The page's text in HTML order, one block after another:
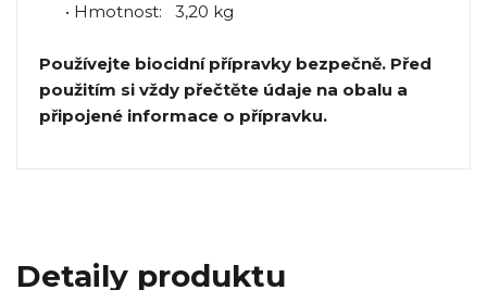
• Hmotnost: 3,20 kg
Používejte biocidní přípravky bezpečně. Před
použitím si vždy přečtěte údaje na obalu a
připojené informace o přípravku.
Detaily produktu